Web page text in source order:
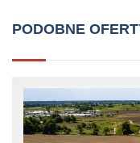
PODOBNE